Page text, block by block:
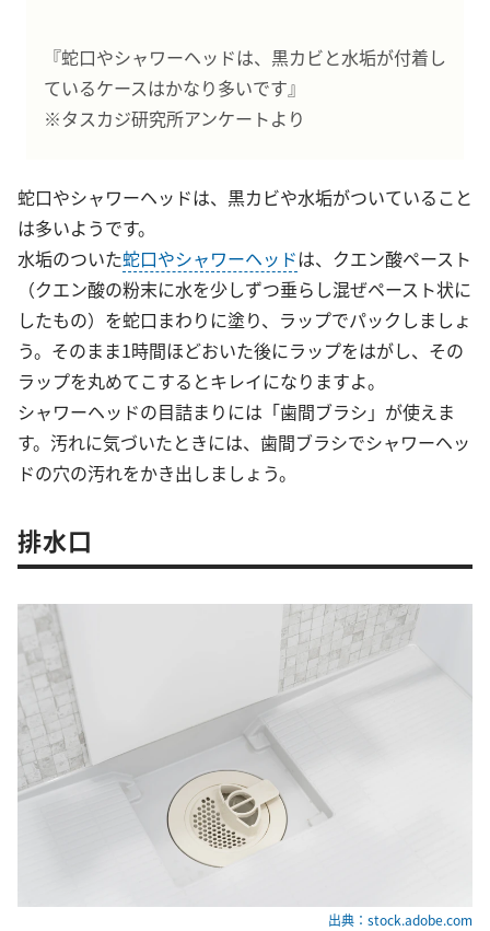
『蛇口やシャワーヘッドは、黒カビと水垢が付着し
ているケースはかなり多いです』
※タスカジ研究所アンケートより
蛇口やシャワーヘッドは、黒カビや水垢がついていること
は多いようです。
水垢のついた蛇口やシャワーヘッドは、クエン酸ペースト
（クエン酸の粉末に水を少しずつ垂らし混ぜペースト状に
したもの）を蛇口まわりに塗り、ラップでパックしましょ
う。そのまま1時間ほどおいた後にラップをはがし、その
ラップを丸めてこするとキレイになりますよ。
シャワーヘッドの目詰まりには「歯間ブラシ」が使えま
す。汚れに気づいたときには、歯間ブラシでシャワーヘッ
ドの穴の汚れをかき出しましょう。
排水口
出典：stock.adobe.com